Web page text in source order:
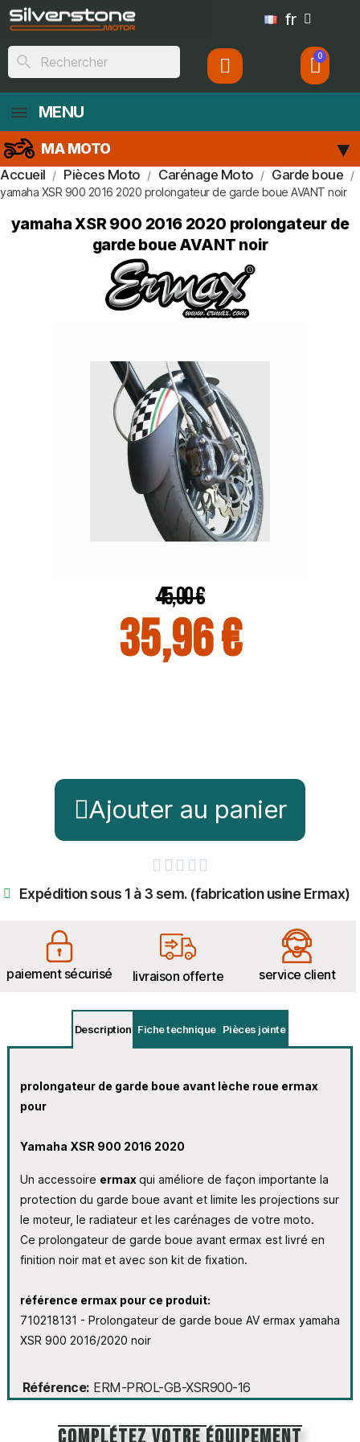
fr
search
MENU
MA MOTO
Accueil Pièces Moto Carénage Moto Garde boue
yamaha XSR 900 2016 2020 prolongateur de garde boue AVANT noir
yamaha XSR 900 2016 2020 prolongateur de
garde boue AVANT noir
45,00 €
35,96 €
Ajouter au panier
    
Expédition sous 1 à 3 sem. (fabrication usine Ermax)
paiement sécurisé livraison offerte service client
Description Fiche technique Pièces jointe
prolongateur de garde boue avant lèche roue ermax
pour
Yamaha XSR 900 2016 2020
Un accessoire ermax qui améliore de façon importante la
protection du garde boue avant et limite les projections sur
le moteur, le radiateur et les carénages de votre moto.
Ce prolongateur de garde boue avant ermax est livré en
finition noir mat et avec son kit de fixation.
référence ermax pour ce produit:
710218131 - Prolongateur de garde boue AV ermax yamaha
XSR 900 2016/2020 noir
Référence ERM-PROL-GB-XSR900-16